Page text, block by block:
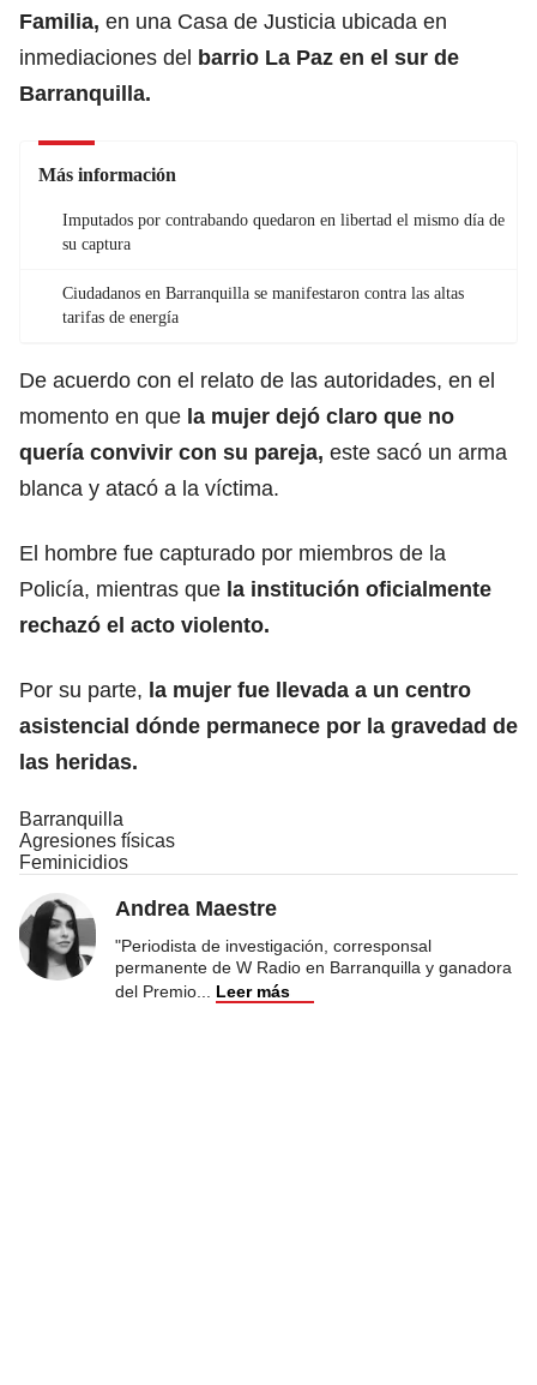
Familia, en una Casa de Justicia ubicada en
inmediaciones del barrio La Paz en el sur de
Barranquilla.
Más información
Imputados por contrabando quedaron en libertad el mismo día de
su captura
Ciudadanos en Barranquilla se manifestaron contra las altas
tarifas de energía
De acuerdo con el relato de las autoridades, en el
momento en que la mujer dejó claro que no
quería convivir con su pareja, este sacó un arma
blanca y atacó a la víctima.
El hombre fue capturado por miembros de la
Policía, mientras que la institución oficialmente
rechazó el acto violento.
Por su parte, la mujer fue llevada a un centro
asistencial dónde permanece por la gravedad de
las heridas.
Barranquilla
Agresiones físicas
Feminicidios
Andrea Maestre
"Periodista de investigación, corresponsal
permanente de W Radio en Barranquilla y ganadora
del Premio... Leer más